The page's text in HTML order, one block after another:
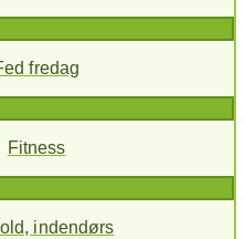
fredag
Fitness
indendørs